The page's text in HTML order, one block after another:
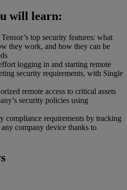
will learn:
top security features: what
they work, and how they can be
logging in and starting remote
security requirements, with Single
remote access to critical assets
security policies using
compliance requirements by tracking
company device thanks to